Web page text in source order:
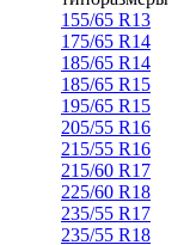
155/65 R13
175/65 R14
185/65 R14
185/65 R15
195/65 R15
205/55 R16
215/55 R16
215/60 R17
225/60 R18
235/55 R17
235/55 R18